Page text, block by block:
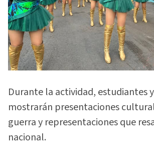
Durante la actividad, estudiantes
mostrarán presentaciones
guerra y representaciones que
nacional.